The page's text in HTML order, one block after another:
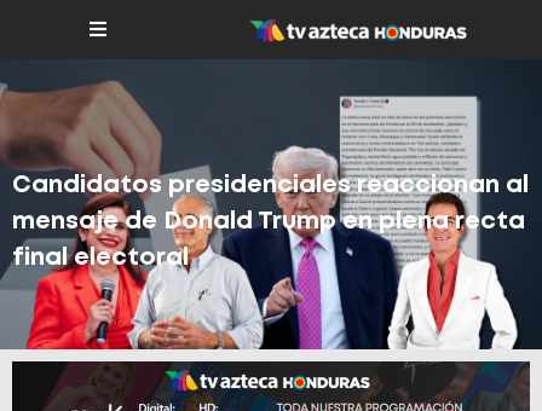
Candidatos presidenciales reaccionan al
mensaje de Donald Trump en plena recta
final electoral